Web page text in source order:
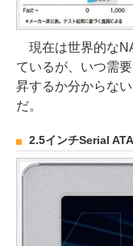
現在は世界的な
ているが、いつ需
昇するか分からな
だ。
2.5インチSerial